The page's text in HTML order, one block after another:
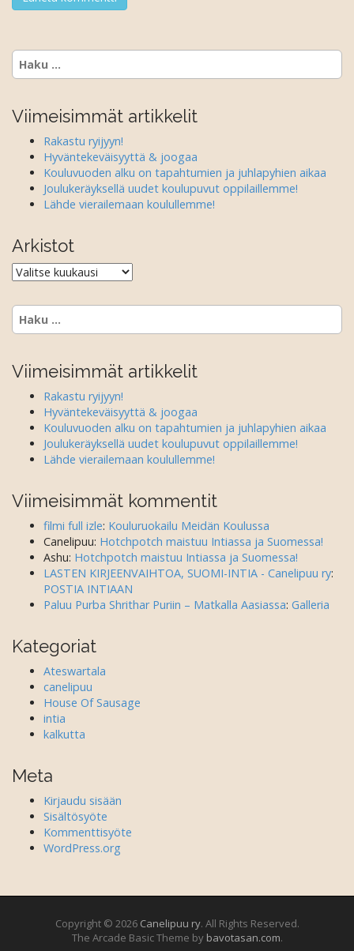
Haku:
Viimeisimmät artikkelit
Rakastu ryijyyn!
Hyväntekeväisyyttä & joogaa
Kouluvuoden alku on tapahtumien ja juhlapyhien aikaa
Joulukeräyksellä uudet koulupuvut oppilaillemme!
Lähde vierailemaan koulullemme!
Arkistot
Arkistot
Haku:
Viimeisimmät artikkelit
Rakastu ryijyyn!
Hyväntekeväisyyttä & joogaa
Kouluvuoden alku on tapahtumien ja juhlapyhien aikaa
Joulukeräyksellä uudet koulupuvut oppilaillemme!
Lähde vierailemaan koulullemme!
Viimeisimmät kommentit
filmi full izle: Kouluruokailu Meidän Koulussa
Canelipuu: Hotchpotch maistuu Intiassa ja Suomessa!
Ashu: Hotchpotch maistuu Intiassa ja Suomessa!
LASTEN KIRJEENVAIHTOA, SUOMI-INTIA - Canelipuu ry:
POSTIA INTIAAN
Paluu Purba Shrithar Puriin – Matkalla Aasiassa: Galleria
Kategoriat
Ateswartala
canelipuu
House Of Sausage
intia
kalkutta
Meta
Kirjaudu sisään
Sisältösyöte
Kommenttisyöte
WordPress.org
Copyright © 2026 Canelipuu ry. All Rights Reserved.
The Arcade Basic Theme by bavotasan.com.